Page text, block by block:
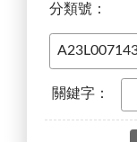
分類號：
關鍵字：